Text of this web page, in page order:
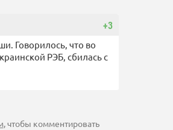
+3
Говорилось, что во
РЭБ, сбилась с
, чтобы комментировать